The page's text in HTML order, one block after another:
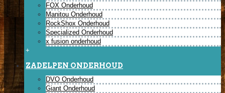
FOX Onderhoud
Manitou Onderhoud
RockShox Onderhoud
Specialized Onderhoud
x fusion onderhoud
+
ZADELPEN ONDERHOUD
DVO Onderhoud
Giant Onderhoud